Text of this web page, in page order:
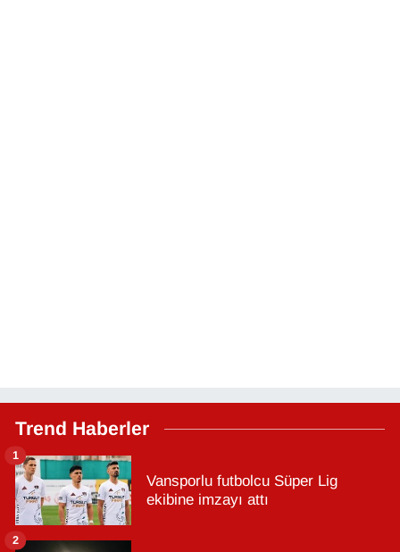
Trend Haberler
Vansporlu futbolcu Süper Lig
ekibine imzayı attı
1
2